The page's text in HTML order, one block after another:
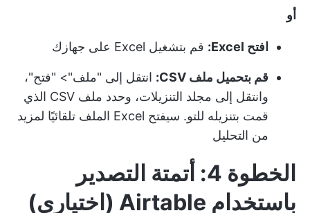
أو
افتح Excel: قم بتشغيل Excel على جهازك
قم بتحميل ملف CSV:
انتقل إلى "ملف"> "فتح"،
وانتقل إلى مجلد التنزيلات، وحدد ملف CSV الذي
قمت بتنزيله للتو. سيفتح Excel الملف تلقائيًا لمزيد
من التحليل
الخطوة 4: أتمتة التصدير
باستخدام Airtable (اختياري)